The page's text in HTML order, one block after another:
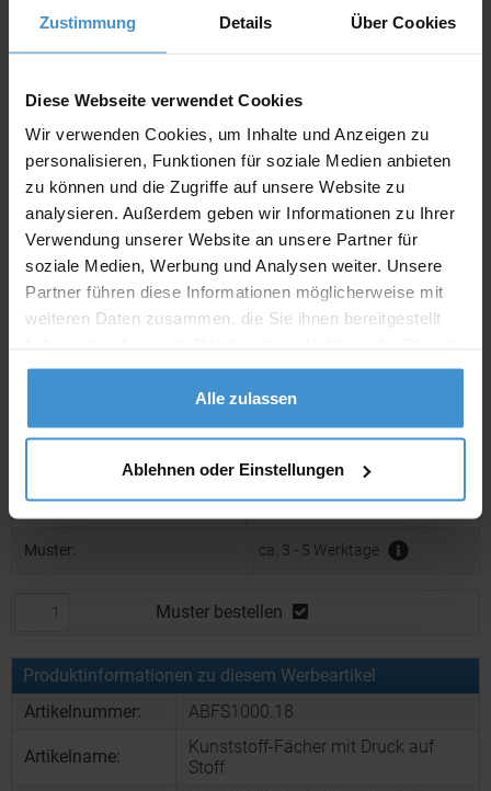
Zustimmung Details Über Cookies
Diese Webseite verwendet Cookies
Wir verwenden Cookies, um Inhalte und Anzeigen zu
personalisieren, Funktionen für soziale Medien anbieten
zu können und die Zugriffe auf unsere Website zu
analysieren. Außerdem geben wir Informationen zu Ihrer
Verwendung unserer Website an unsere Partner für
soziale Medien, Werbung und Analysen weiter. Unsere
Partner führen diese Informationen möglicherweise mit
weiteren Daten zusammen, die Sie ihnen bereitgestellt
gesammelt haben.
Alle zulassen
Ablehnen oder Einstellungen
Gesamtsumm
e (brutto)
inklusive 19 % Mw
In den Warenkorb
Angebot drucken
Individuelle Anfrage
Artikel mit Werbeanbringung: ca. 4 - 5 Wochen
Muster mit Ihrer
der Produktion:
Muster: ca. 3 - 5 Werktage
Muster bestellen
Produktinformationen zu diesem Werbeartikel
Artikelnummer:
ABFS1000.18
Artikelname:
Kunststoff-Fächer mit Druck auf
Stoff